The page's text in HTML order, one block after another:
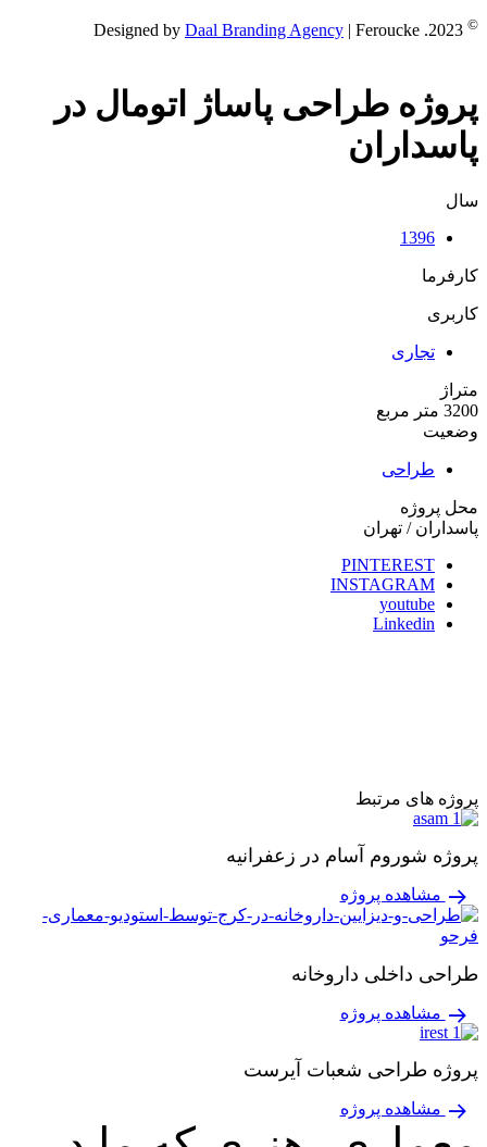
©
Daal Branding Agency | Feroucke
پروژه طراحی پاساژ اتومال در
پاسداران
سال
1396
کارفرما
کاربری
تجاری
متراژ
3200 متر مربع
وضعیت
طراحی
محل پروژه
پاسداران / تهران
PINTEREST
INSTAGRAM
youtube
Linkedin
پروژه های مرتبط
پروژه شوروم آسام در زعفرانیه
مشاهده پروژه
طراحی داخلی داروخانه
مشاهده پروژه
پروژه طراحی شعبات آیرست
مشاهده پروژه